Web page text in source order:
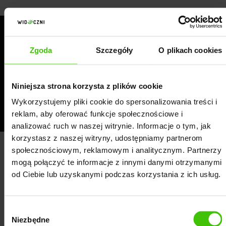
Zgoda Szczegóły O plikach cookies
Niniejsza strona korzysta z plików cookie
Wykorzystujemy pliki cookie do spersonalizowania treści i
reklam, aby oferować funkcje społecznościowe i
analizować ruch w naszej witrynie. Informacje o tym, jak
korzystasz z naszej witryny, udostępniamy partnerom
społecznościowym, reklamowym i analitycznym. Partnerzy
mogą połączyć te informacje z innymi danymi otrzymanymi
od Ciebie lub uzyskanymi podczas korzystania z ich usług.
zgody
Niezbędne
Pobierz darmowy poradnik dla
sklepów internetowych
Obserwuj konkurencyjne sklepy
internetowe
konkurencji i nie popełniaj tych samych błędów.